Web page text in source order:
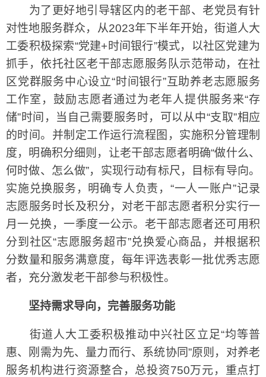
为了更好地引导辖区内的老干部、老党员有针
对性地服务群众，从2023年下半年开始，街道人大
工委积极探索“党建+时间银行”模式，以社区党建为
抓手，依托社区老干部志愿服务队示范带动，在社
区党群服务中心设立“时间银行”互助养老志愿服务
工作室，鼓励志愿者通过为老年人提供服务来“存
储”时间，当自己需要服务时，可以从中“支取”相应
的时间。并制定工作运行流程图，实施积分管理制
度，明确积分细则，让老干部志愿者明确“做什么、
何时做、怎么做”，实现行动有标尺，目标有导向。
实施兑换服务，明确专人负责，“一人一账户”记录
志愿服务时长及积分，对老干部志愿者积分实行一
月一兑换，一季度一公示。老干部志愿者还可用积
分到社区“志愿服务超市”兑换爱心商品，并根据积
分数量和服务满意度，每年评选表彰一批优秀志愿
者，充分激发老干部参与积极性。
坚持需求导向，完善服务功能
街道人大工委积极推动中兴社区立足“均等普
惠、刚需为先、量力而行、系统协同”原则，对养老
服务机构进行资源整合，总投资750万元，重点打